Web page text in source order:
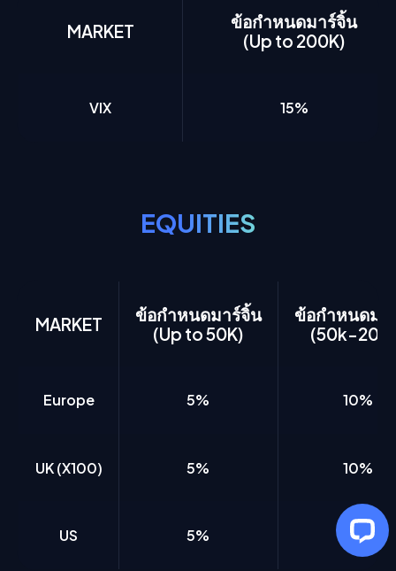
MARKET
VIX
ข้อกำหนดมาร์จิ้น
(Up to 200K)
15%
EQUITIES
MARKET
Europe
UK (X100)
US
ข้อกำหนดมาร์จิ้น
(Up to 50K)
5%
5%
5%
ข้อกำหนดมา
(50k-
10%
10%
10%